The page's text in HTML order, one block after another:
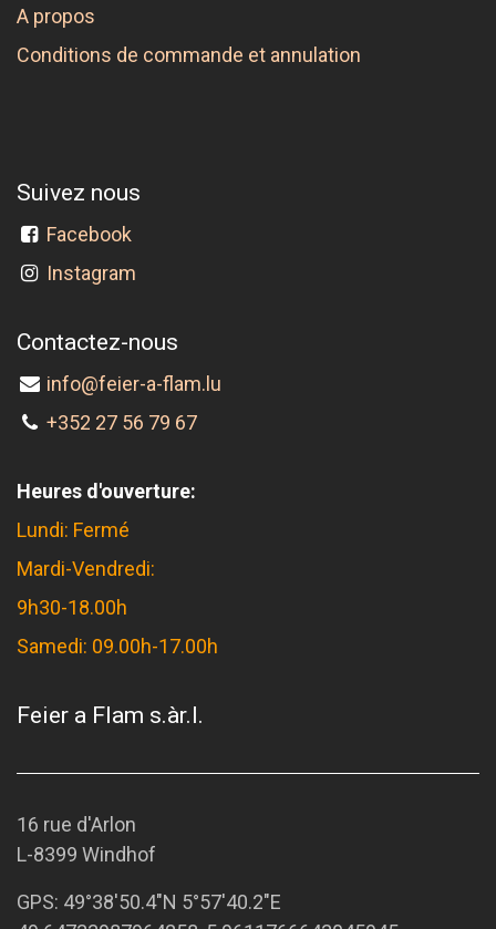
A propos
Conditions de commande et annulation
Suivez nous
Facebook
Instagram
Contactez-nous
info@feier-a-flam.lu
+352 27 56 79 67
Heures d'ouverture:
Lundi: Fermé
Mardi-Vendredi:
9h30-18.00h
Samedi: 09.00h-17.00h
Feier a Flam s.àr.l.
16 rue d'Arlon
L-8399 Windhof
GPS: 49°38'50.4"N 5°57'40.2"E